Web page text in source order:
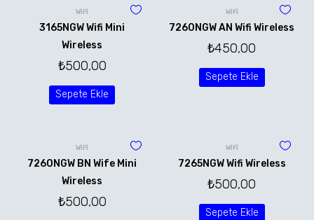
WİFİ
3165NGW Wifi Mini
Wireless
₺500,00
Sepete Ekle
WİFİ
7260NGW AN Wifi Wireless
₺450,00
Sepete Ekle
WİFİ
7260NGW BN Wife Mini
Wireless
₺500,00
WİFİ
7265NGW Wifi Wireless
₺500,00
Sepete Ekle